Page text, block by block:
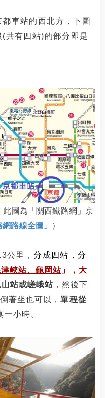
車站的西北方，下圖
共有四站)的部分即是
圖為「關西鐵路網」京
網路線全圖」 ）
公里，分成四站，分
峽站、龜岡站」
，大
站或嵯峨站，然後下
著坐也可以 ，單程從
一小時。